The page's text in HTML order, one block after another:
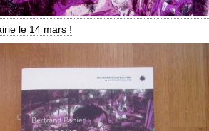
le 14 mars !